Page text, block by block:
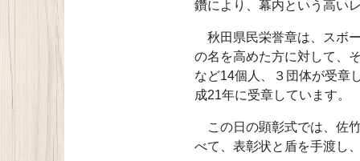
鑽により、幕内という高い
秋田県民栄誉章は、スボ
の名を高めた方に対して、
など14個人、３団体が受章
成21年に受章しています。
この日の顕彰式では、佐
べて、表彰状と盾を手渡し